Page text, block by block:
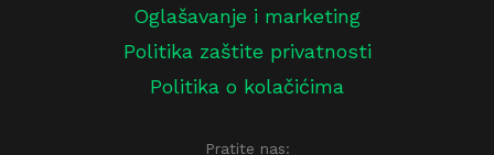
Oglašavanje i marketing
Politika zaštite privatnosti
Politika o kolačićima
Pratite nas: